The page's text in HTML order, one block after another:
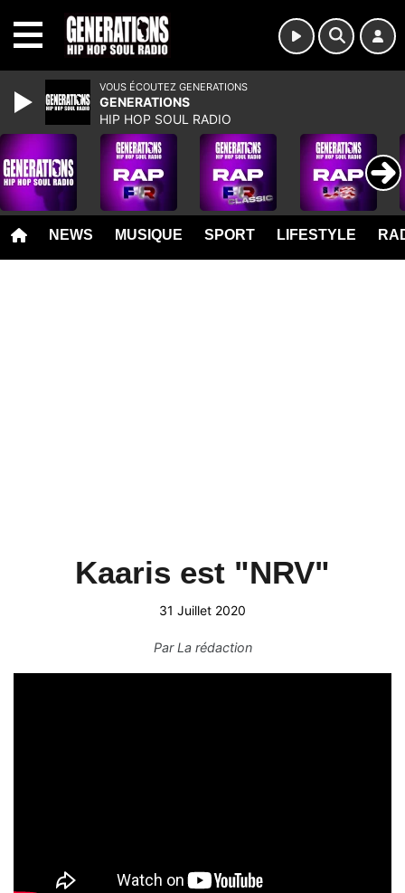
NEWS MUSIQUE SPORT LIFESTYLE
Kaaris est "NRV"
31 Juillet 2020
ParLa rédaction
VOUS ÉCOUTEZ GENERATIONS
GENERATIONS
HIP HOP SOUL RADIO